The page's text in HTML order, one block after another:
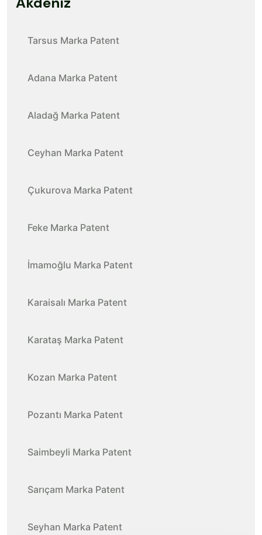
Tarsus Marka Patent
Adana Marka Patent
Aladağ Marka Patent
Ceyhan Marka Patent
Çukurova Marka Patent
Feke Marka Patent
İmamoğlu Marka Patent
Karaisalı Marka Patent
Karataş Marka Patent
Kozan Marka Patent
Pozantı Marka Patent
Saimbeyli Marka Patent
Sarıçam Marka Patent
Seyhan Marka Patent